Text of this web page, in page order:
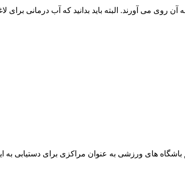
می‌ آورند. البته باید بدانید که آب درمانی برای
های ورزشی به عنوان مراکزی برای دستیابی به